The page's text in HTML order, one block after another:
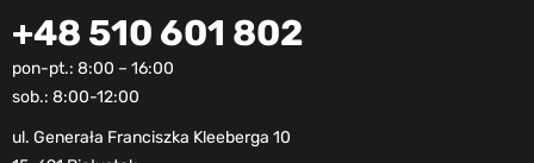
+48 510 601 802
pon-pt.: 8:00 – 16:00
sob.: 8:00-12:00
ul. Generała Franciszka Kleeberga 10